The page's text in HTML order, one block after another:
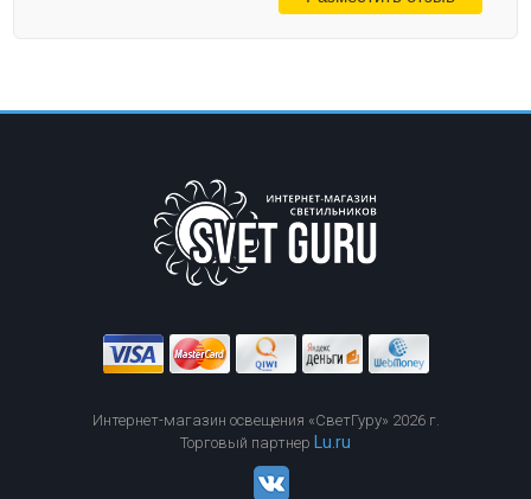
Интернет-магазин освещения «СветГуру» 2026 г.
Торговый партнер Lu.ru